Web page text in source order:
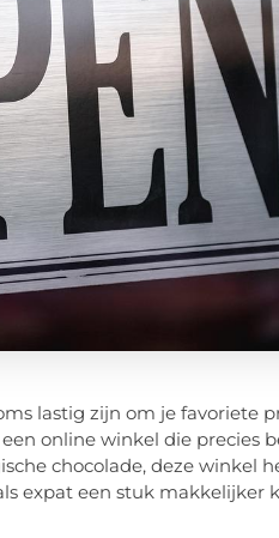
lastig zijn om je favoriete
online winkel die precies
chocolade, deze winkel
expat een stuk makkelijker